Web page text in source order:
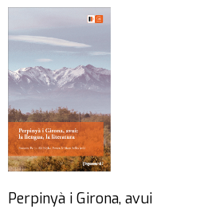
Perpinyà i Girona, avui